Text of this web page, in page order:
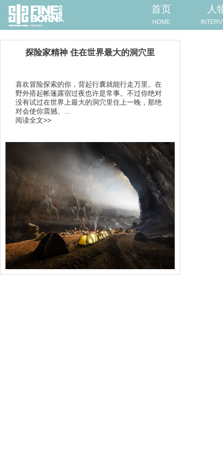
首页
HOME
人
探险家精神 住在世界最大的洞穴里
喜欢冒险探索的你，背起行囊就能行走万里。在
野外搭起帐篷露宿过夜也许是常事。不过你绝对
没有试过在世界上最大的洞穴里住上一晚，那绝
对会使你震撼。...
阅读全文>>